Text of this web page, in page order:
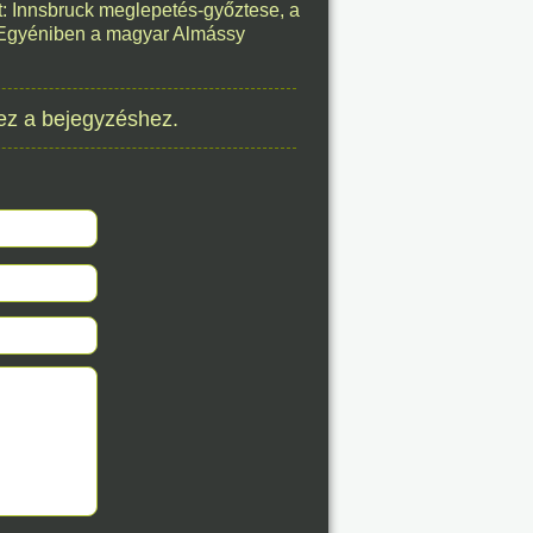
07.
07.
Innsbruck meglepetés-győztese, a
a magyar Almássy
a bejegyzéshez.